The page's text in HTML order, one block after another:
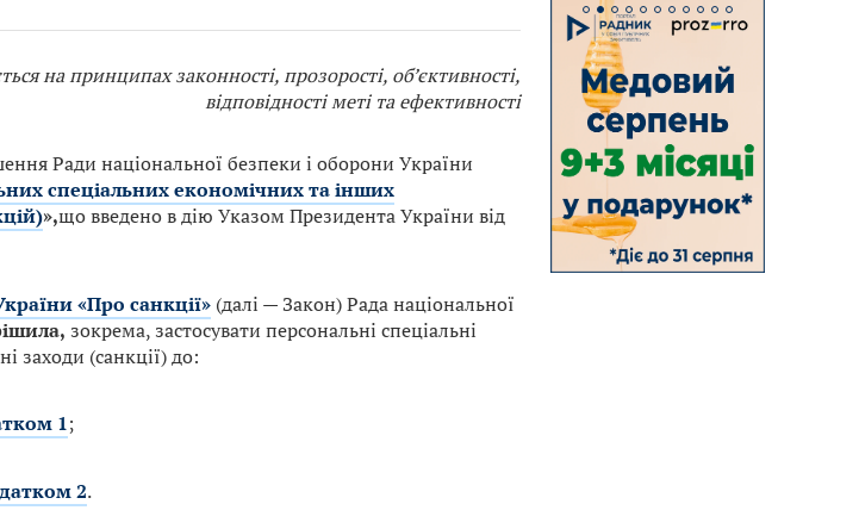
на принципах законності, прозорості, об’єктивності,
відповідності меті та ефективності
Ради національної безпеки і оборони України
спеціальних економічних та інших
»,що введено в дію Указом Президента України від
«Про санкції»(далі — Закон) Рада національної
зокрема, застосувати персональні спеціальні
заходи (санкції) до:
1;
2.